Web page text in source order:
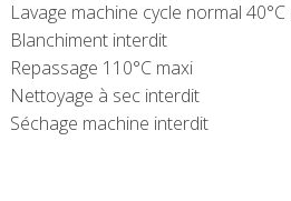
Lavage machine cycle normal 40°C
Blanchiment interdit
Repassage 110°C maxi
Nettoyage à sec interdit
Séchage machine interdit